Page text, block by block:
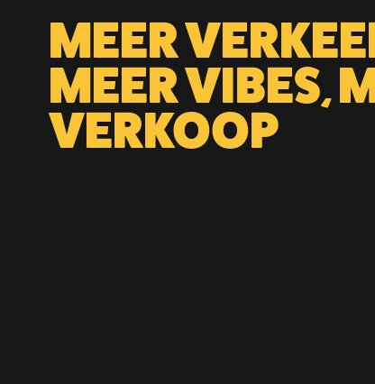
MEER
MEER VIBES,
VERKOOP